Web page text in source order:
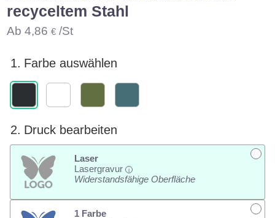
recyceltem Stahl
Ab4,86 € /St
1. Farbe auswählen
2. Druck bearbeiten
Laser
Lasergravur
i
Widerstandsfähige Oberfläche
1 Farbe